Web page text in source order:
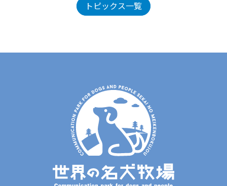
トピックス一覧